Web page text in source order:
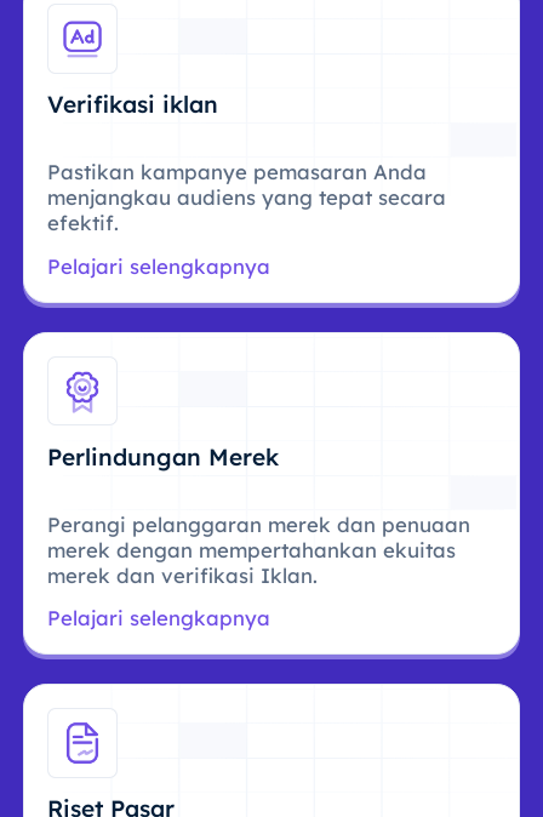
Verifikasi iklan
Pastikan kampanye pemasaran Anda
menjangkau audiens yang tepat secara
efektif.
Pelajari selengkapnya
Perlindungan Merek
Perangi pelanggaran merek dan penuaan
merek dengan mempertahankan ekuitas
merek dan verifikasi Iklan.
Pelajari selengkapnya
Riset Pasar